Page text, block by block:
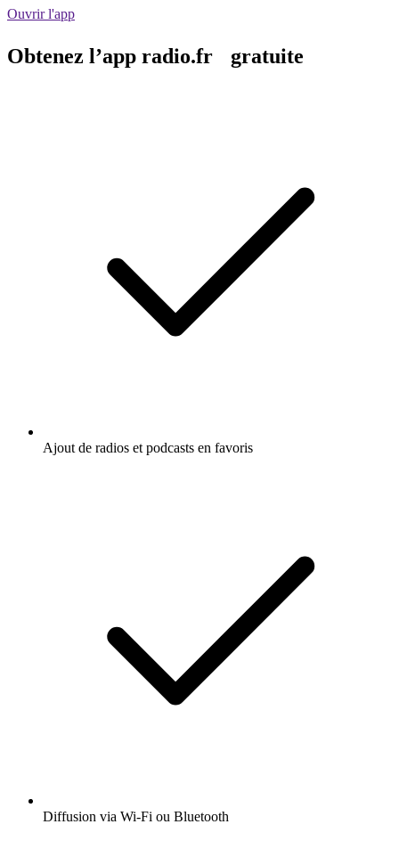
Ouvrir l'app
Obtenez l’app radio.fr gratuite
Ajout de radios et podcasts en favoris
Diffusion via Wi-Fi ou Bluetooth